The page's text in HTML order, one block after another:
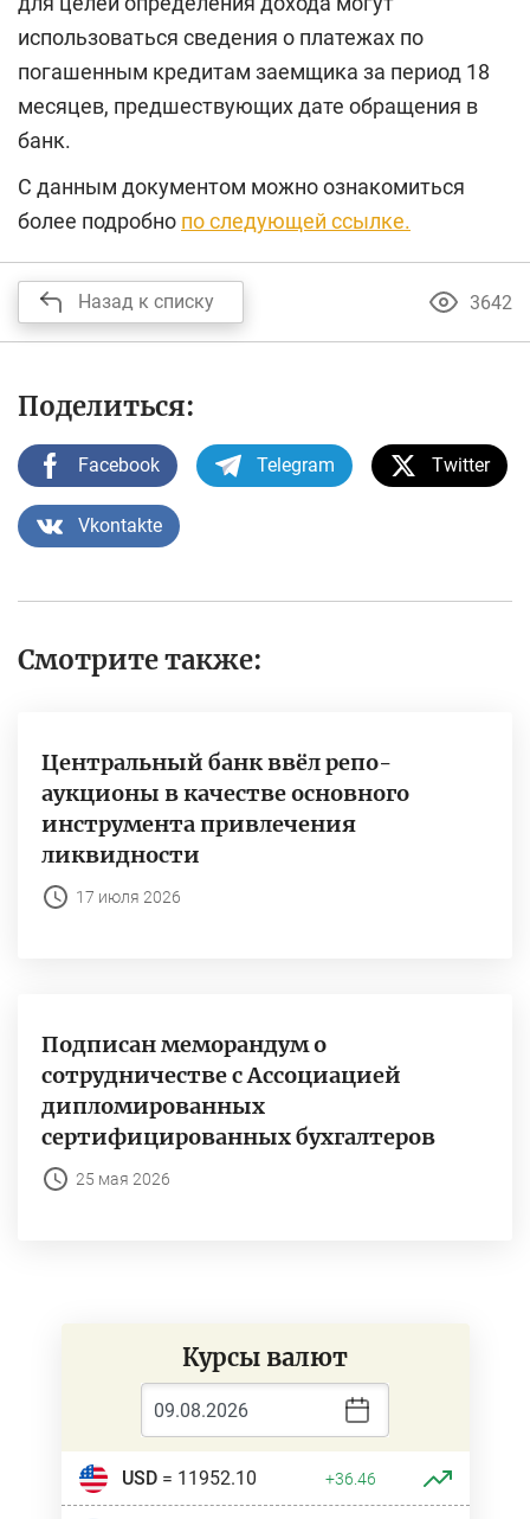
использоваться сведения о платежах по
погашенным кредитам заемщика за период 18
месяцев, предшествующих дате обращения в
банк.
С данным документом можно ознакомиться
более подробно по следующей ссылке.
Назад к списку 3642
Поделиться:
Facebook Telegram Twitter
Vkontakte
Смотрите также:
Центральный банк ввёл репо-
аукционы в качестве основного
инструмента привлечения
ликвидности
17 июля 2026
Подписан меморандум о
сотрудничестве с Ассоциацией
дипломированных
сертифицированных бухгалтеров
25 мая 2026
Курсы валют
USD= 11952.10 +36.46